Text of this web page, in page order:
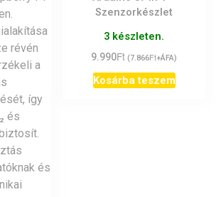
Szenzorkészlet
3 készleten.
9.990Ft (7.866Ft+ÁFA)
Kosárba teszem